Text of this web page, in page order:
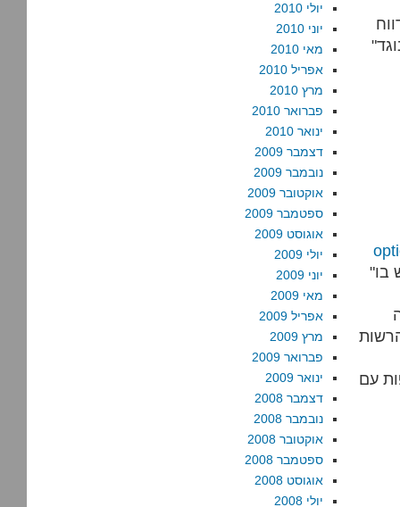
"מי שעשה, בכוונה לפגוע בריבונותה של המדינה, מעשה שיש בו
עם
יולי 2010
יוני 2010
מאי 2010
אפריל 2010
מרץ 2010
פברואר 2010
ינואר 2010
דצמבר 2009
נובמבר 2009
אוקטובר 2009
ספטמבר 2009
אוגוסט 2009
יולי 2009
יוני 2009
מאי 2009
אפריל 2009
מרץ 2009
פברואר 2009
ינואר 2009
דצמבר 2008
נובמבר 2008
אוקטובר 2008
ספטמבר 2008
אוגוסט 2008
יולי 2008